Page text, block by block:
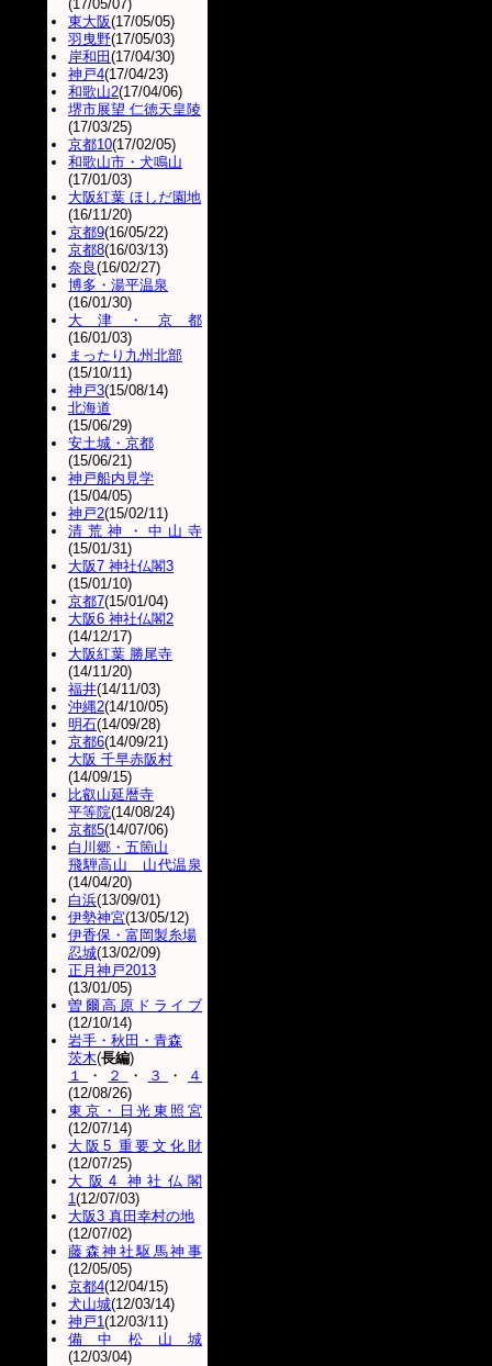
(17/05/07)
東大阪(17/05/05)
羽曳野(17/05/03)
岸和田 (17/04/30)
神戸4(17/04/23)
和歌山2(17/04/06)
堺市展望 仁徳天皇陵
(17/03/25)
京都10(17/02/05)
和歌山市・犬鳴山
(17/01/03)
大阪紅葉 ほしだ園地
(16/11/20)
京都9(16/05/22)
京都8(16/03/13)
奈良(16/02/27)
博多・湯平温泉
(16/01/30)
大津・京都
(16/01/03)
まったり九州北部
(15/10/11)
神戸3(15/08/14)
北海道
(15/06/29)
安土城・京都
(15/06/21)
神戸船内見学
(15/04/05)
神戸2(15/02/11)
清荒神・中山寺
(15/01/31)
大阪7 神社仏閣3
(15/01/10)
京都7(15/01/04)
大阪6 神社仏閣2
(14/12/17)
大阪紅葉 勝尾寺
(14/11/20)
福井(14/11/03)
沖縄2(14/10/05)
明石(14/09/28)
京都6(14/09/21)
大阪 千早赤阪村
(14/09/15)
比叡山延暦寺
平等院(14/08/24)
京都5(14/07/06)
白川郷・五箇山
飛騨高山 山代温泉
(14/04/20)
白浜(13/09/01)
伊勢神宮(13/05/12)
伊香保・富岡製糸場
忍城(13/02/09)
正月神戸2013
(13/01/05)
曽爾高原ドライブ
(12/10/14)
岩手・秋田・青森
茨木(長編)
１
・ ２ ・ ３ ・
４
(12/08/26)
東京・日光東照宮
(12/07/14)
大阪5 重要文化財
(12/07/25)
大阪4 神社仏閣
1(12/07/03)
大阪3 真田幸村の地
(12/07/02)
藤森神社駆馬神事
(12/05/05)
京都4(12/04/15)
犬山城(12/03/14)
神戸1(12/03/11)
備中松山城
(12/03/04)